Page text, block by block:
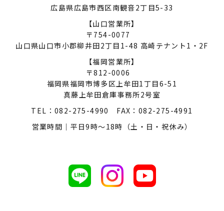
広島県広島市西区南観音2丁目5-33
【山口営業所】
〒754-0077
山口県山口市小郡柳井田2丁目1-48 高崎テナント1・2F
【福岡営業所】
〒812-0006
福岡県福岡市博多区上牟田1丁目6-51
真藤上牟田倉庫事務所2号室
TEL： 082-275-4990
FAX：082-275-4991
営業時間｜平日9時～18時（土・日・祝休み）